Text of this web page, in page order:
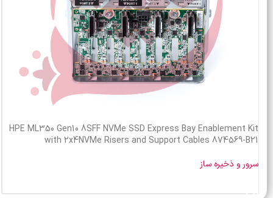
HPE ML350 Gen10 8SFF NVMe SSD Express Bay Enablement Kit
with 2x4NVMe Risers and Support Cables 874569-B21
سرور و ذخیره ساز